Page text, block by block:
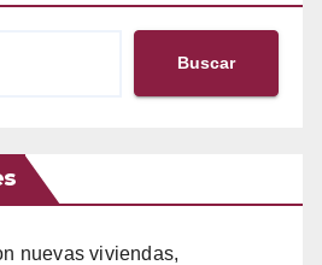
Buscar
nuevas viviendas,